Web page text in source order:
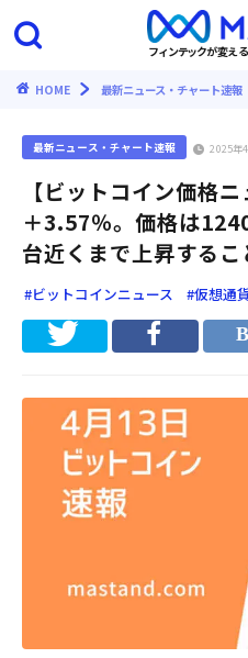
フィンテックが変え
HOME 最新ニュース・チャート速報
最新ニュース・チャート速報 2025年
【ビットコイン価格
＋3.57％。価格は
台近くまで上昇する
#ビットコインニュース #仮想通